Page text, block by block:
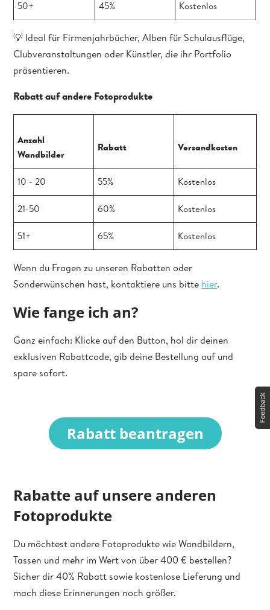
50+ 45% Kostenlos
💡 Ideal für Firmenjahrbücher, Alben für Schulausflüge,
Clubveranstaltungen oder Künstler, die ihr Portfolio
präsentieren.
Rabatt auf andere Fotoprodukte
Anzahl
Wandbilder
Rabatt Versandkosten
10 - 20 55% Kostenlos
21-50 60% Kostenlos
51+ 65% Kostenlos
Wenn du Fragen zu unseren Rabatten oder
Sonderwünschen hast, kontaktiere uns bitte hier.
Wie fange ich an?
Ganz einfach: Klicke auf den Button, hol dir deinen
exklusiven Rabattcode, gib deine Bestellung auf und
spare sofort.
Rabatt beantragen
Rabatte auf unsere anderen
Fotoprodukte
Du möchtest andere Fotoprodukte wie Wandbildern,
Tassen und mehr im Wert von über 400 € bestellen?
Sicher dir 40% Rabatt sowie kostenlose Lieferung und
mach diese Erinnerungen noch größer.